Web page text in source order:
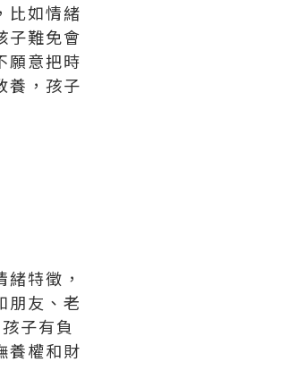
比如情緒
子難免會
願意把時
養，孩子
特徵，
朋友、老
子有負
養權和財